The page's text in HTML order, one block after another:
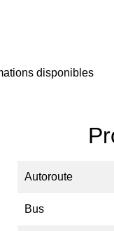
disponibles
Autoroute
Bus